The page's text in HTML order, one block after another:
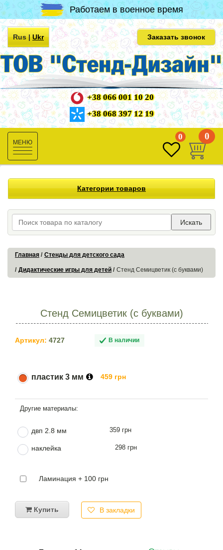
Работаем в военное время
Rus|Ukr Заказать звонок
+38 066 001 10 20
+38 068 397 12 19
Toggle
navigation
0 0
Категории товаров
Искать
Главная Стенды для детского сада
Дидактические игры для детей Стенд Семицветик (с буквами)
Стенд Семицветик (с буквами)
Артикул: 4727 В наличии
пластик 3 мм 459 грн
двп 2.8 мм 359 грн
наклейка 298 грн
Ламинация + 100 грн
Купить В закладки